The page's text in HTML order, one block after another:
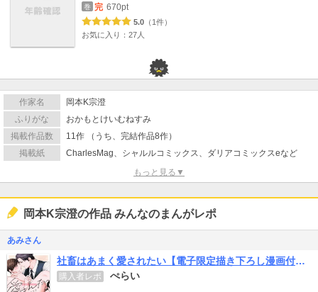
巻 完 670pt
5.0 （1件）
お気に入り：27人
作家名
岡本K宗澄
ふりがな
おかもとけいむねすみ
掲載作品数
11作 （うち、完結作品8作）
掲載紙
CharlesMag、シャルルコミックス、ダリアコミックスeなど
もっと見る▼
岡本K宗澄の作品 みんなのまんがレポ
あみさん
社畜はあまく愛されたい【電子限定描き下ろし漫画付き】
購入者レポ ぺらい